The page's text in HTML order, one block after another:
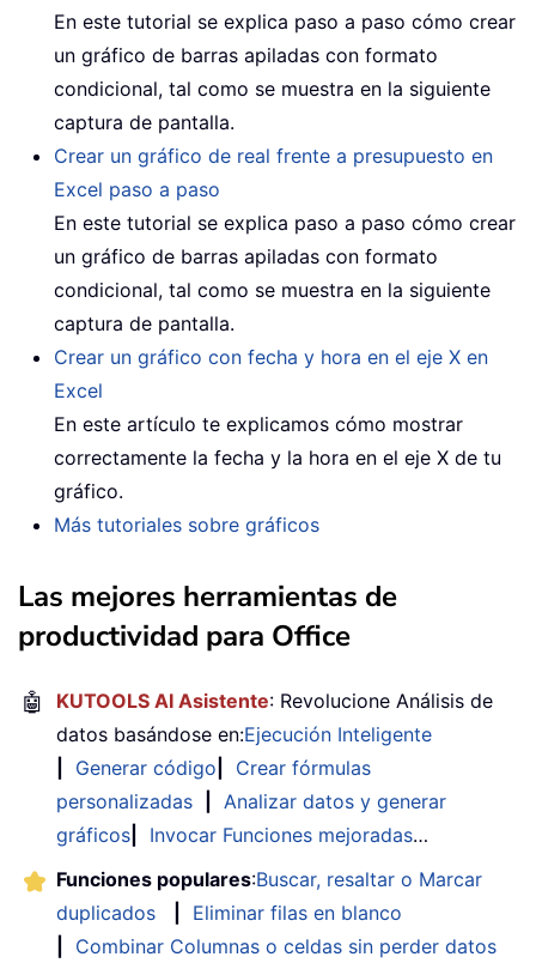
En este tutorial se explica paso a paso cómo crear
un gráfico de barras apiladas con formato
condicional, tal como se muestra en la siguiente
captura de pantalla.
Crear un gráfico de real frente a presupuesto en
Excel paso a paso
En este tutorial se explica paso a paso cómo crear
un gráfico de barras apiladas con formato
condicional, tal como se muestra en la siguiente
captura de pantalla.
Crear un gráfico con fecha y hora en el eje X en
Excel
En este artículo te explicamos cómo mostrar
correctamente la fecha y la hora en el eje X de tu
gráfico.
Más tutoriales sobre gráficos
Las mejores herramientas de
productividad para Office
🤖 KUTOOLS AI Asistente: Revolucione Análisis de
datos basándose en:Ejecución Inteligente
Generar código
Crear fórmulas
personalizadas
Analizar datos y generar
gráficos
Invocar Funciones mejoradas…
Funciones populares:Buscar, resaltar o Marcar
duplicados
Eliminar filas en blanco
Combinar Columnas o celdas sin perder datos